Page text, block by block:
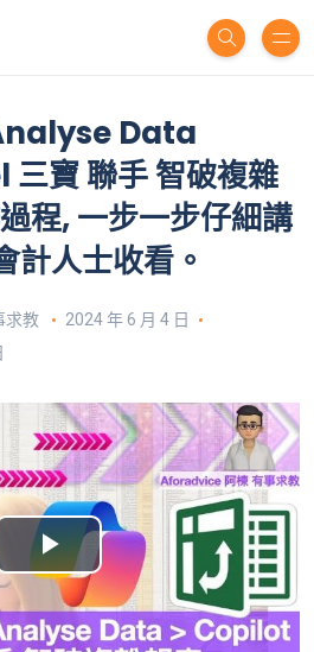
Data
寶 聯手 智破複雜
程, 一步一步仔細講
計人士收看。
求教
2024 年 6 月 4 日
P
l